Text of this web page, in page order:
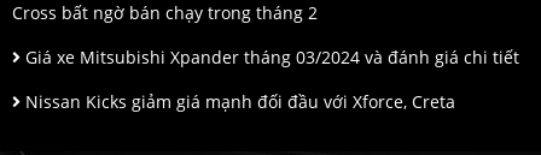
Cross bất ngờ bán chạy trong tháng 2
Giá xe Mitsubishi Xpander tháng 03/2024 và đánh giá chi tiết
Nissan Kicks giảm giá mạnh đối đầu với Xforce, Creta